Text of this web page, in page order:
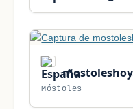
Móstoles